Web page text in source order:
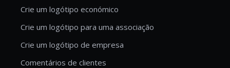
Crie um logótipo económico
Crie um logótipo para uma associação
Crie um logótipo de empresa
Comentários de clientes